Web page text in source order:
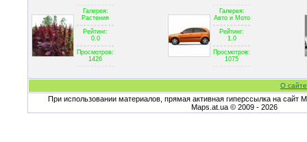
Галерея:
Растения
Рейтинг:
0.0
Просмотров:
1426
Галерея:
Авто и Мото
Рейтинг:
1.0
Просмотров:
1075
О
При использовании материалов, прямая активная гиперссылка на сайт
Maps.at.ua © 2009 - 2026